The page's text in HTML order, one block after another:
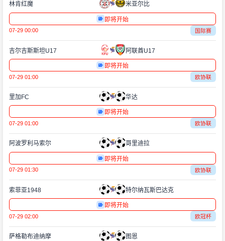
林肯红魔 米亚尔比
即将开始
07-29 00:00 国际赛
吉尔吉斯斯坦U17 阿联酋U17
即将开始
07-29 01:00 欧协联
里加FC 华达
即将开始
07-29 01:00 欧协联
阿波罗利马索尔 哥里迪拉
即将开始
07-29 01:30 欧协联
索菲亚1948 特尔纳瓦斯巴达克
即将开始
07-29 02:00 欧冠杯
萨格勒布迪纳摩 图恩